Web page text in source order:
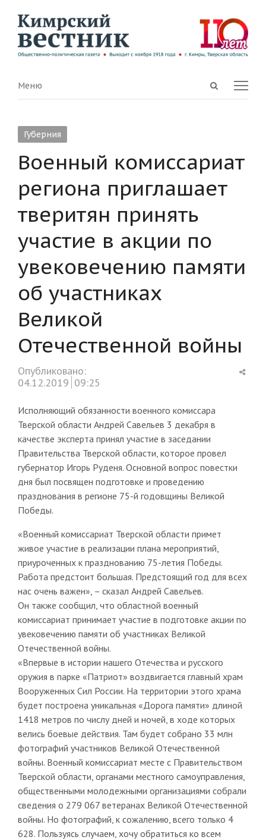
Open
Menu
Меню
Губерния
Военный комиссариат
региона приглашает
тверитян принять
участие в акции по
увековечению памяти
об участниках
Великой
Отечественной войны
Опубликовано:
04.12.2019 09:25
Исполняющий обязанности военного комиссара
Тверской области Андрей Савельев 3 декабря в
качестве эксперта принял участие в заседании
Правительства Тверской области, которое провел
губернатор Игорь Руденя. Основной вопрос повестки
дня был посвящен подготовке и проведению
празднования в регионе 75-й годовщины Великой
Победы.
«Военный комиссариат Тверской области примет
живое участие в реализации плана мероприятий,
приуроченных к празднованию 75-летия Победы.
Работа предстоит большая. Предстоящий год для всех
нас очень важен», – сказал Андрей Савельев.
Он также сообщил, что областной военный
комиссариат принимает участие в подготовке акции по
увековечению памяти об участниках Великой
Отечественной войны.
«Впервые в истории нашего Отечества и русского
оружия в парке «Патриот» воздвигается главный храм
Вооруженных Сил России. На территории этого храма
будет построена уникальная «Дорога памяти» длиной
1418 метров по числу дней и ночей, в ходе которых
велись боевые действия. Там будет собрано 33 млн
фотографий участников Великой Отечественной
войны. Военный комиссариат месте с Правительством
Тверской области, органами местного самоуправления,
общественными молодежными организациями собрали
сведения о 279 067 ветеранах Великой Отечественной
войны. Но фотографий, к сожалению, всего только 4
628. Пользуясь случаем, хочу обратиться ко всем